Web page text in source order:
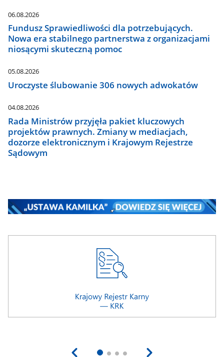
06.08.2026
Fundusz Sprawiedliwości dla potrzebujących.
Nowa era stabilnego partnerstwa z organizacjami
niosącymi skuteczną pomoc
05.08.2026
Uroczyste ślubowanie 306 nowych adwokatów
04.08.2026
Rada Ministrów przyjęła pakiet kluczowych
projektów prawnych. Zmiany w mediacjach,
dozorze elektronicznym i Krajowym Rejestrze
Sądowym